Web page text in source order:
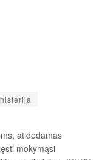
atidedamas
mokymąsi